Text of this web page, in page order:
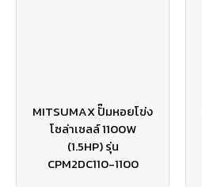
MITSUMAX ปั๊มหอยโข่ง
โซล่าเซลล์ 1100W
(1.5HP) รุ่น
CPM2DC110-1100